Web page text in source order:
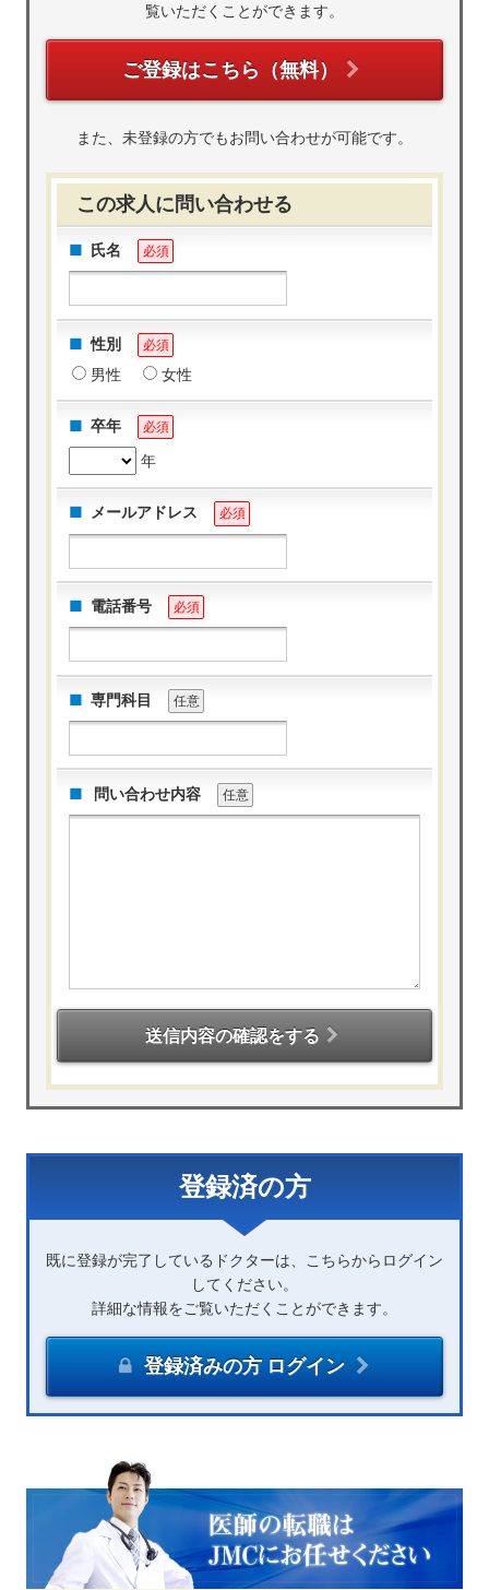
覧いただくことができます。
ご登録はこちら（無料）
また、未登録の方でもお問い合わせが可能です。
この求人に問い合わせる
氏名 必須
性別 必須
男性 女性
卒年 必須
年
メールアドレス 必須
電話番号 必須
専門科目 任意
問い合わせ内容 任意
送信内容の確認をする
登録済の方
既に登録が完了しているドクターは、こちらからログイン
してください。
詳細な情報をご覧いただくことができます。
登録済みの方 ログイン